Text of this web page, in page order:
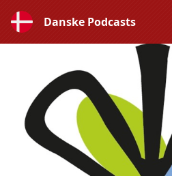
Danske Podcasts